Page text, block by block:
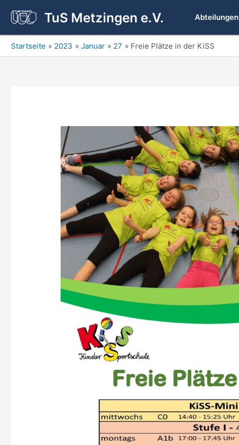
Inhalt
TuS Metzingen e.V. Abteilungen
Startseite 2023 Januar 27 Freie Plätze in der KiSS